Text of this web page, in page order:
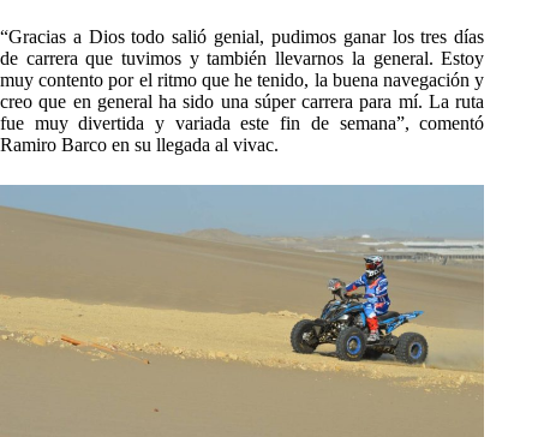
“Gracias a Dios todo salió genial, pudimos ganar los tres días
de carrera que tuvimos y también llevarnos la general. Estoy
muy contento por el ritmo que he tenido, la buena navegación y
creo que en general ha sido una súper carrera para mí. La ruta
fue muy divertida y variada este fin de semana”, comentó
Ramiro Barco en su llegada al vivac.